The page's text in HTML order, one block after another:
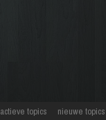
actieve topics nieuwe topics